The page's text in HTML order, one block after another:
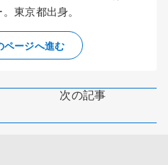
東京都出身。
ページへ進む
次の記事